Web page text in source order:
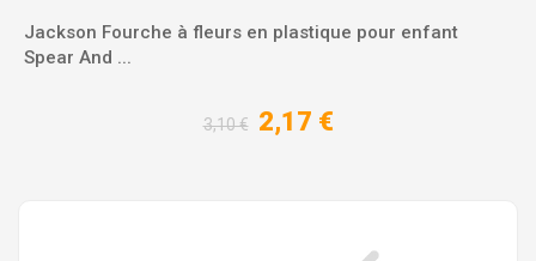
Jackson Fourche à fleurs en plastique pour enfant
Spear And ...
3,10 € 2,17 €